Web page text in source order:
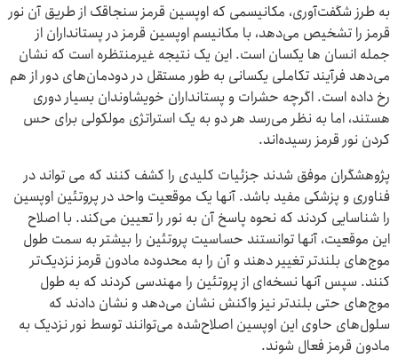
به طرز شگفت‌آوری، مکانیسمی که اوپسین قرمز سنجاقک از طریق آن نور
قرمز را تشخیص می‌دهد، با مکانیسم اوپسین قرمز در پستانداران از
جمله انسان ها یکسان است. این یک نتیجه غیرمنتظره است که نشان
می‌دهد فرآیند تکاملی یکسانی به طور مستقل در دودمان‌های دور از هم
رخ داده است. اگرچه حشرات و پستانداران خویشاوندان بسیار دوری
هستند، اما به نظر می‌رسد هر دو به یک استراتژی مولکولی برای حس
کردن نور قرمز رسیده‌اند.
پژوهشگران موفق شدند جزئیات کلیدی را کشف کنند که می ‌تواند در
فناوری و پزشکی مفید باشد. آنها یک موقعیت واحد در پروتئین اوپسین
را شناسایی کردند که نحوه پاسخ آن به نور را تعیین می‌کند. با اصلاح
این موقعیت، آنها توانستند حساسیت پروتئین را بیشتر به سمت طول
موج‌های بلندتر تغییر دهند و آن را به محدوده مادون قرمز نزدیک‌تر
کنند. سپس آنها نسخه‌ای از پروتئین را مهندسی کردند که به طول
موج‌های حتی بلندتر نیز واکنش نشان می‌دهد و نشان دادند که
سلول‌های حاوی این اوپسین اصلاح‌شده می‌توانند توسط نور نزدیک به
مادون قرمز فعال شوند.